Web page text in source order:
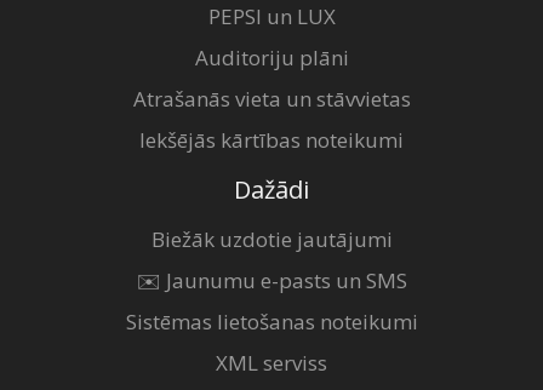
PEPSI un LUX
Auditoriju plāni
Atrašanās vieta un stāvvietas
Iekšējās kārtības noteikumi
Dažādi
Biežāk uzdotie jautājumi
✉️ Jaunumu e-pasts un SMS
Sistēmas lietošanas noteikumi
XML serviss